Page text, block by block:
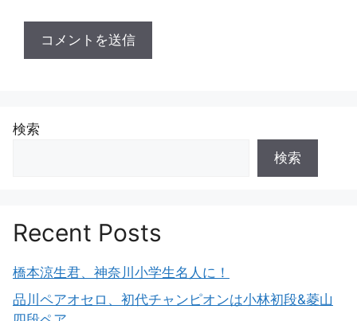
検索
検索
Recent Posts
橋本涼生君、神奈川小学生名人に！
品川ペアオセロ、初代チャンピオンは小林初段&菱山